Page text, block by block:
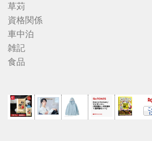
草苅
資格関係
車中泊
雑記
食品